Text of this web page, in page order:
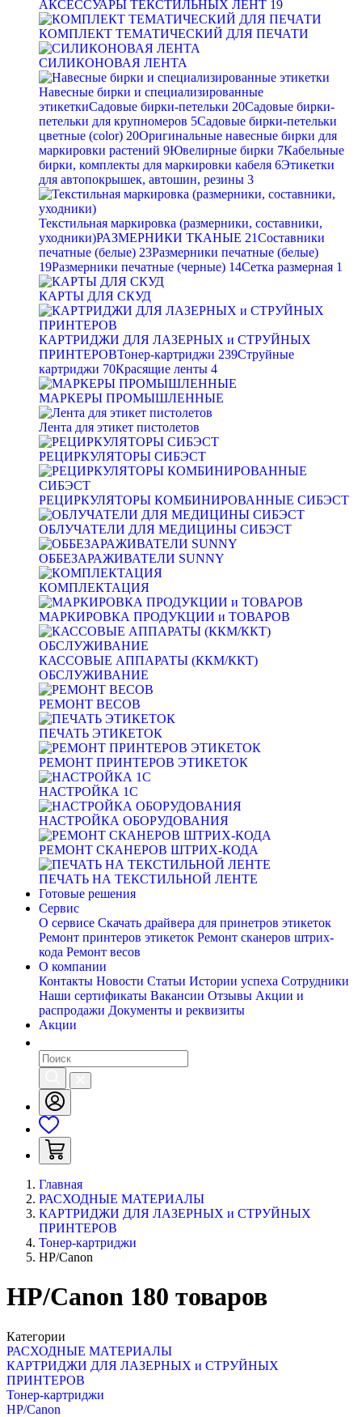
АКСЕССУАРЫ ТЕКСТИЛЬНЫХ ЛЕНТ 19
КОМПЛЕКТ ТЕМАТИЧЕСКИЙ ДЛЯ ПЕЧАТИ
СИЛИКОНОВАЯ ЛЕНТА
Навесные бирки и специализированные
этикеткиСадовые бирки-петельки 20Садовые бирки-
петельки для крупномеров 5Садовые бирки-петельки
цветные (color) 20Оригинальные навесные бирки для
маркировки растений 9Ювелирные бирки 7Кабельные
бирки, комплекты для маркировки кабеля 6Этикетки
для автопокрышек, автошин, резины 3
Текстильная маркировка (размерники, составники,
уходники)РАЗМЕРНИКИ ТКАНЫЕ 21Составники
печатные (белые) 23Размерники печатные (белые)
19Размерники печатные (черные) 14Сетка размерная 1
КАРТЫ ДЛЯ СКУД
КАРТРИДЖИ ДЛЯ ЛАЗЕРНЫХ и СТРУЙНЫХ
ПРИНТЕРОВТонер-картриджи 239Струйные
картриджи 70Красящие ленты 4
МАРКЕРЫ ПРОМЫШЛЕННЫЕ
Лента для этикет пистолетов
РЕЦИРКУЛЯТОРЫ СИБЭСТ
РЕЦИРКУЛЯТОРЫ КОМБИНИРОВАННЫЕ СИБЭСТ
ОБЛУЧАТЕЛИ ДЛЯ МЕДИЦИНЫ СИБЭСТ
ОББЕЗАРАЖИВАТЕЛИ SUNNY
КОМПЛЕКТАЦИЯ
МАРКИРОВКА ПРОДУКЦИИ и ТОВАРОВ
КАССОВЫЕ АППАРАТЫ (ККМ/ККТ)
ОБСЛУЖИВАНИЕ
РЕМОНТ ВЕСОВ
ПЕЧАТЬ ЭТИКЕТОК
РЕМОНТ ПРИНТЕРОВ ЭТИКЕТОК
НАСТРОЙКА 1С
НАСТРОЙКА ОБОРУДОВАНИЯ
РЕМОНТ СКАНЕРОВ ШТРИХ-КОДА
ПЕЧАТЬ НА ТЕКСТИЛЬНОЙ ЛЕНТЕ
Готовые решения
Сервис
О сервисе Скачать драйвера для принетров этикеток
Ремонт принтеров этикеток Ремонт сканеров штрих-
кода Ремонт весов
О компании
Контакты Новости Статьи Истории успеха Сотрудники
Наши сертификаты Вакансии Отзывы Акции и
распродажи Документы и реквизиты
Акции
Главная
РАСХОДНЫЕ МАТЕРИАЛЫ
КАРТРИДЖИ ДЛЯ ЛАЗЕРНЫХ и СТРУЙНЫХ
ПРИНТЕРОВ
Тонер-картриджи
HP/Canon
HP/Canon 180 товаров
Категории
РАСХОДНЫЕ МАТЕРИАЛЫ
КАРТРИДЖИ ДЛЯ ЛАЗЕРНЫХ и СТРУЙНЫХ
ПРИНТЕРОВ
Тонер-картриджи
HP/Canon